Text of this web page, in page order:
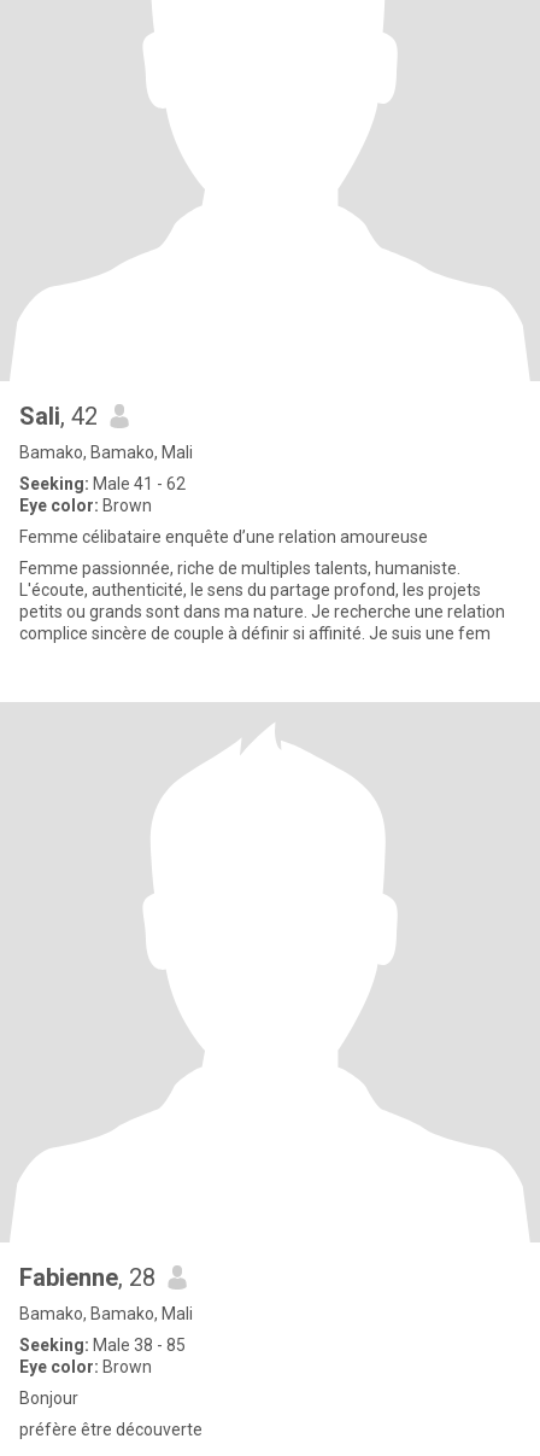
Sali, 42
Bamako, Bamako, Mali
Seeking: Male 41 - 62
Eye color: Brown
Femme célibataire enquête d’une relation amoureuse
Femme passionnée, riche de multiples talents, humaniste.
L'écoute, authenticité, le sens du partage profond, les projets
petits ou grands sont dans ma nature. Je recherche une relation
complice sincère de couple à définir si affinité. Je suis une fem
Fabienne, 28
Bamako, Bamako, Mali
Seeking: Male 38 - 85
Eye color: Brown
Bonjour
préfère être découverte